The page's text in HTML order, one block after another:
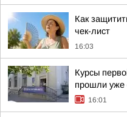
Как
чек-лист
16:03
Курсы
прошли уже
16:01